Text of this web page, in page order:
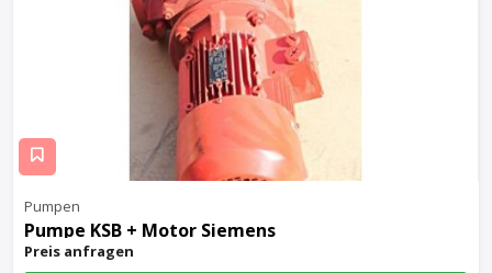
Pumpen
Pumpe KSB + Motor Siemens
Preis anfragen